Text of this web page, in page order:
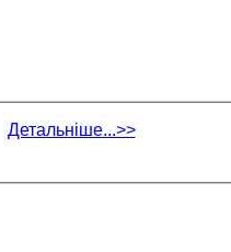
Детальніше...>>